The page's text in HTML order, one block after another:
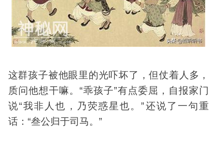
这群孩子被他眼里的光吓坏了，但仗着人多，
质问他想干嘛。“乖孩子”有点委屈，自报家门
说“我非人也，乃荧惑星也。”还说了一句重
话：“叁公归于司马。”